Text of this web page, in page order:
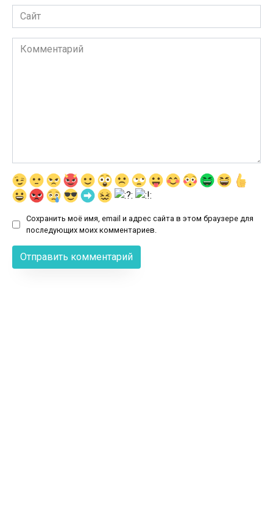
Сайт
Комментарий
Сохранить моё имя, email и адрес сайта в этом браузере для
последующих моих комментариев.